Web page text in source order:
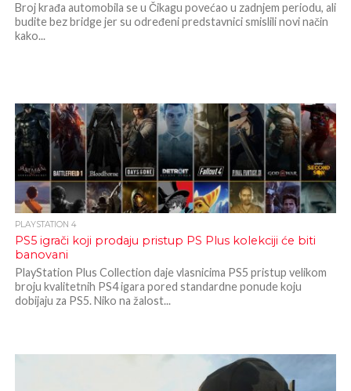
Broj krađa automobila se u Čikagu povećao u zadnjem periodu, ali
budite bez bridge jer su određeni predstavnici smislili novi način
kako...
PLAYSTATION 4
PS5 igrači koji prodaju pristup PS Plus kolekciji će biti
banovani
PlayStation Plus Collection daje vlasnicima PS5 pristup velikom
broju kvalitetnih PS4 igara pored standardne ponude koju
dobijaju za PS5. Niko na žalost...